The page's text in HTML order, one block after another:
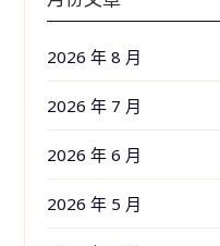
2026 年 8 月
2026 年 7 月
2026 年 6 月
2026 年 5 月